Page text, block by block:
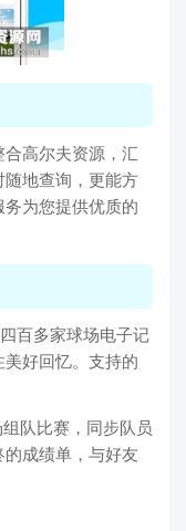
高尔夫资源，汇
地查询，更能方
为您提供优质的
百多家球场电子记
好回忆。支持的
队比赛，同步队员
成绩单，与好友